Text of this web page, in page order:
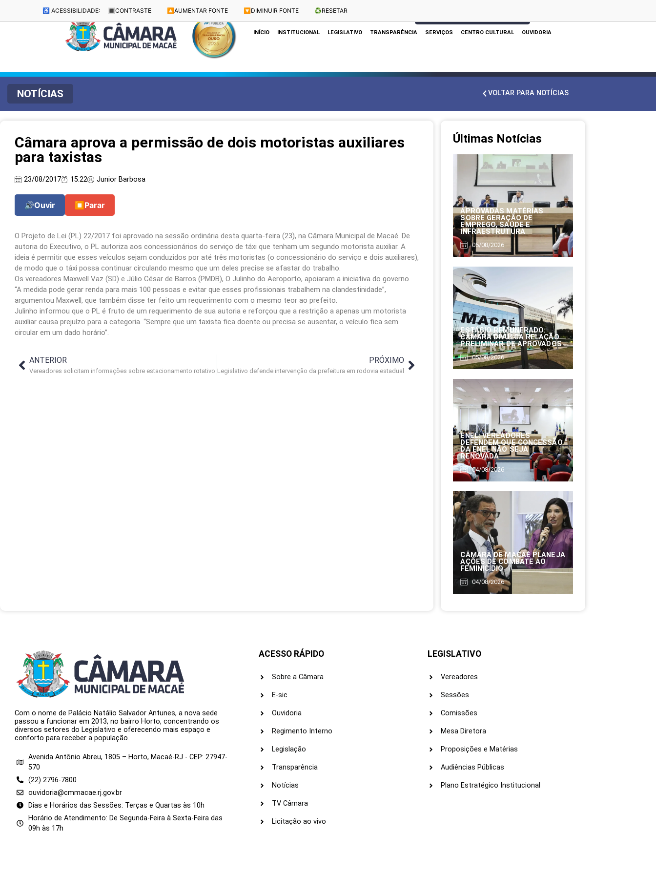
♿ ACESSIBILIDADE: 🔳 CONTRASTE 🔼 AUMENTAR FONTE 🔽 DIMINUIR FONTE ♻️RESETAR
Dias e Horários das Sessões: Terças e Quartas às 10h
INÍCIO INSTITUCIONAL LEGISLATIVO TRANSPARÊNCIA SERVIÇOS CENTRO CULTURAL OUVIDORIA
NOTÍCIAS VOLTAR PARA NOTÍCIAS
Câmara aprova a permissão de dois motoristas auxiliares
para taxistas
23/08/2017 15:22 Junior Barbosa
🔊Ouvir ⏹ Parar
O Projeto de Lei (PL) 22/2017 foi aprovado na sessão ordinária desta quarta-feira (23), na Câmara Municipal de Macaé. De
autoria do Executivo, o PL autoriza aos concessionários do serviço de táxi que tenham um segundo motorista auxiliar. A
ideia é permitir que esses veículos sejam conduzidos por até três motoristas (o concessionário do serviço e dois auxiliares),
de modo que o táxi possa continuar circulando mesmo que um deles precise se afastar do trabalho.
Os vereadores Maxwell Vaz (SD) e Júlio César de Barros (PMDB), O Julinho do Aeroporto, apoiaram a iniciativa do governo.
“A medida pode gerar renda para mais 100 pessoas e evitar que esses profissionais trabalhem na clandestinidade”,
argumentou Maxwell, que também disse ter feito um requerimento com o mesmo teor ao prefeito.
Julinho informou que o PL é fruto de um requerimento de sua autoria e reforçou que a restrição a apenas um motorista
auxiliar causa prejuízo para a categoria. “Sempre que um taxista fica doente ou precisa se ausentar, o veículo fica sem
circular em um dado horário”.
ANTERIOR
Vereadores solicitam informações sobre estacionamento rotativo
PRÓXIMO
Legislativo defende intervenção da prefeitura em rodovia estadual
Últimas Notícias
APROVADAS MATÉRIAS
SOBRE GERAÇÃO DE
EMPREGO, SAÚDE E
INFRAESTRUTURA
05/08/2026
ESTÁGIO REMUNERADO:
CÂMARA DIVULGA RELAÇÃO
PRELIMINAR DE APROVADOS
05/08/2026
ENEL: VEREADORES
DEFENDEM QUE CONCESSÃO
DA ENEL NÃO SEJA
RENOVADA
04/08/2026
CÂMARA DE MACAÉ PLANEJA
AÇÕES DE COMBATE AO
FEMINICÍDIO
04/08/2026
Com o nome de Palácio Natálio Salvador Antunes, a nova sede
passou a funcionar em 2013, no bairro Horto, concentrando os
diversos setores do Legislativo e oferecendo mais espaço e
conforto para receber a população.
Avenida Antônio Abreu, 1805 – Horto, Macaé-RJ - CEP: 27947-
570
(22) 2796-7800
ouvidoria@cmmacae.rj.gov.br
Dias e Horários das Sessões: Terças e Quartas às 10h
Horário de Atendimento: De Segunda-Feira à Sexta-Feira das
09h às 17h
ACESSO RÁPIDO
Sobre a Câmara
E-sic
Ouvidoria
Regimento Interno
Legislação
Transparência
Notícias
TV Câmara
Licitação ao vivo
LEGISLATIVO
Vereadores
Sessões
Comissões
Mesa Diretora
Proposições e Matérias
Audiências Públicas
Plano Estratégico Institucional